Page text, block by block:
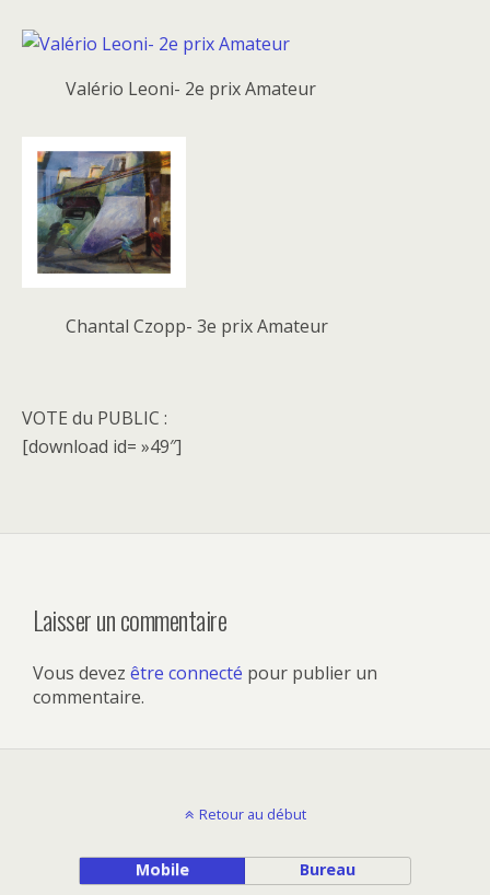
Valério Leoni- 2e prix Amateur
Chantal Czopp- 3e prix Amateur
VOTE du PUBLIC :
[download id= »49″]
Laisser un commentaire
Vous devez être connecté pour publier un
commentaire.
Retour au début
Mobile Bureau